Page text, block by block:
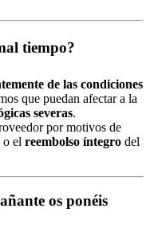
tiempo?
de las condiciones
que puedan afectar a la
severas.
por motivos de
o el reembolso íntegro del
os ponéis